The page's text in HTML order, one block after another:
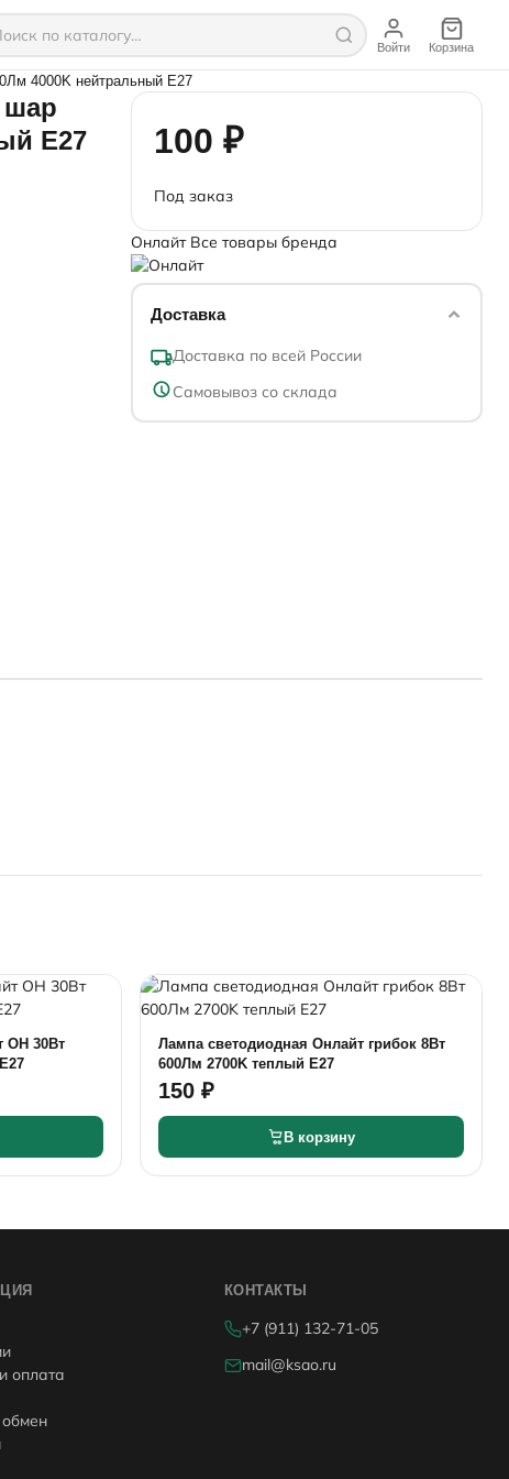
Войти Корзина
4000K нейтральный E27
шар
E27
100 ₽
Под заказ
Онлайт Все товары бренда
Доставка
Доставка по всей России
Самовывоз со склада
ОН 30Вт
Лампа светодиодная Онлайт грибок 8Вт
600Лм 2700K теплый Е27
150 ₽
В корзину
оплата
КОНТАКТЫ
+7 (911) 132-71-05
mail@ksao.ru